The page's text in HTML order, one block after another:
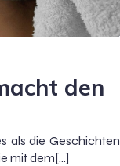
den
als die Geschichten
mit dem[…]